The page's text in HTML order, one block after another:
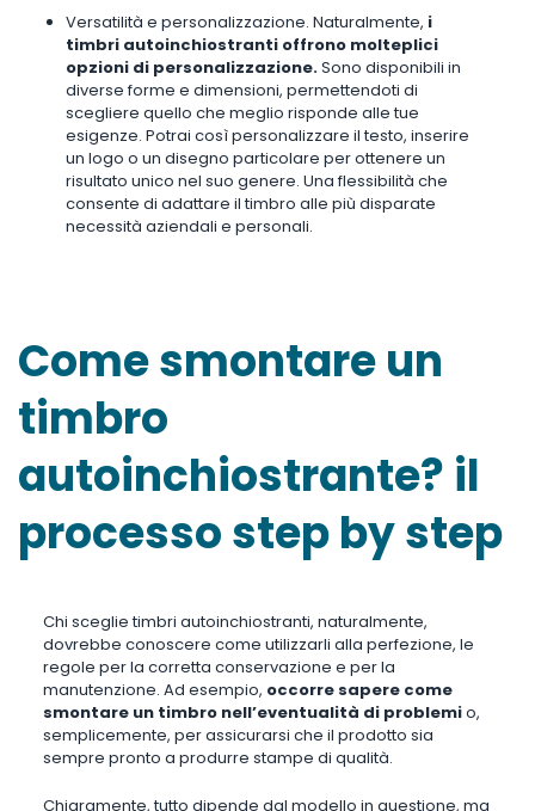
Versatilità e personalizzazione. Naturalmente, i
timbri autoinchiostranti offrono molteplici
opzioni di personalizzazione.Sono disponibili in
diverse forme e dimensioni, permettendoti di
scegliere quello che meglio risponde alle tue
esigenze. Potrai così personalizzare il testo, inserire
un logo o un disegno particolare per ottenere un
risultato unico nel suo genere. Una flessibilità che
consente di adattare il timbro alle più disparate
necessità aziendali e personali.
Come smontare un
timbro
autoinchiostrante? il
processo step by step
Chi sceglie timbri autoinchiostranti, naturalmente,
dovrebbe conoscere come utilizzarli alla perfezione, le
regole per la corretta conservazione e per la
manutenzione. Ad esempio, occorre sapere come
smontare un timbro nell’eventualità di problemio,
semplicemente, per assicurarsi che il prodotto sia
sempre pronto a produrre stampe di qualità.
Chiaramente, tutto dipende dal modello in questione, ma